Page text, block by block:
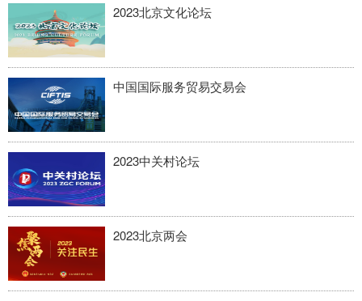
2023北京文化论坛
中国国际服务贸易交易会
2023中关村论坛
2023北京两会